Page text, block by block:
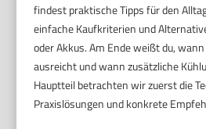
findest praktische Tipps für den
einfache Kaufkriterien und
oder Akkus. Am Ende weißt du,
ausreicht und wann zusätzliche
Hauptteil betrachten wir zuerst die
Praxislösungen und konkrete